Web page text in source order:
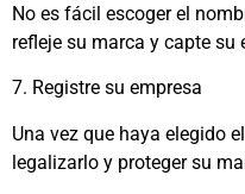
No es fácil escoger el
refleje su marca y capte su
7. Registre su empresa
Una vez que haya elegido
legalizarlo y proteger su